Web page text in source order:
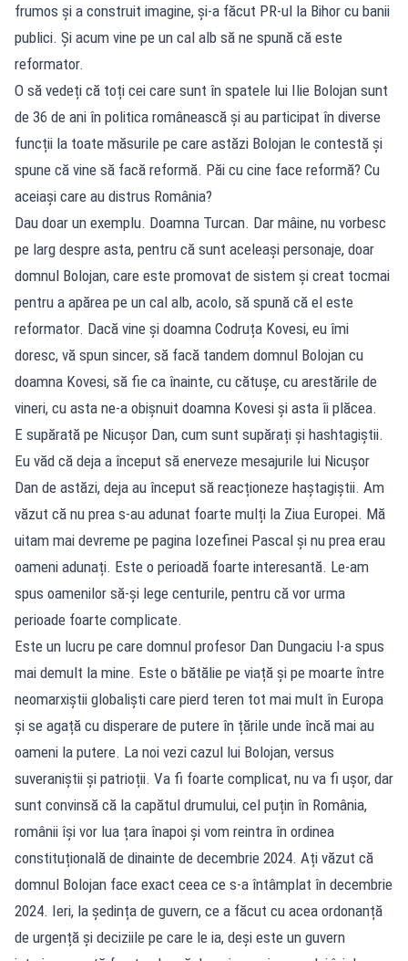
frumos și a construit imagine, și-a făcut PR-ul la Bihor cu banii
publici. Și acum vine pe un cal alb să ne spună că este
reformator.
O să vedeți că toți cei care sunt în spatele lui Ilie Bolojan sunt
de 36 de ani în politica românească și au participat în diverse
funcții la toate măsurile pe care astăzi Bolojan le contestă și
spune că vine să facă reformă. Păi cu cine face reformă? Cu
aceiași care au distrus România?
Dau doar un exemplu. Doamna Turcan. Dar mâine, nu vorbesc
pe larg despre asta, pentru că sunt aceleași personaje, doar
domnul Bolojan, care este promovat de sistem și creat tocmai
pentru a apărea pe un cal alb, acolo, să spună că el este
reformator. Dacă vine și doamna Codruța Kovesi, eu îmi
doresc, vă spun sincer, să facă tandem domnul Bolojan cu
doamna Kovesi, să fie ca înainte, cu cătușe, cu arestările de
vineri, cu asta ne-a obișnuit doamna Kovesi și asta îi plăcea.
E supărată pe Nicușor Dan, cum sunt supărați și hashtagiștii.
Eu văd că deja a început să enerveze mesajurile lui Nicușor
Dan de astăzi, deja au început să reacționeze haștagiștii. Am
văzut că nu prea s-au adunat foarte mulți la Ziua Europei. Mă
uitam mai devreme pe pagina Iozefinei Pascal și nu prea erau
oameni adunați. Este o perioadă foarte interesantă. Le-am
spus oamenilor să-și lege centurile, pentru că vor urma
perioade foarte complicate.
Este un lucru pe care domnul profesor Dan Dungaciu l-a spus
mai demult la mine. Este o bătălie pe viață și pe moarte între
neomarxiștii globaliști care pierd teren tot mai mult în Europa
și se agață cu disperare de putere în țările unde încă mai au
oameni la putere. La noi vezi cazul lui Bolojan, versus
suveraniștii și patrioții. Va fi foarte complicat, nu va fi ușor, dar
sunt convinsă că la capătul drumului, cel puțin în România,
românii își vor lua țara înapoi și vom reintra în ordinea
constituțională de dinainte de decembrie 2024. Ați văzut că
domnul Bolojan face exact ceea ce s-a întâmplat în decembrie
2024. Ieri, la ședința de guvern, ce a făcut cu acea ordonanță
de urgență și deciziile pe care le ia, deși este un guvern